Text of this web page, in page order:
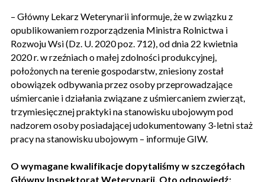
– Główny Lekarz Weterynarii informuje, że w związku z
opublikowaniem rozporządzenia Ministra Rolnictwa i
Rozwoju Wsi (Dz. U. 2020 poz. 712), od dnia 22 kwietnia
2020 r. w rzeźniach o małej zdolności produkcyjnej,
położonych na terenie gospodarstw, zniesiony został
obowiązek odbywania przez osoby przeprowadzające
uśmiercanie i działania związane z uśmiercaniem zwierząt,
trzymiesięcznej praktyki na stanowisku ubojowym pod
nadzorem osoby posiadającej udokumentowany 3-letni staż
pracy na stanowisku ubojowym – informuje GIW.
O wymagane kwalifikacje dopytaliśmy w szczegółach
Główny Inspektorat Weterynarii. Oto odpowiedź: